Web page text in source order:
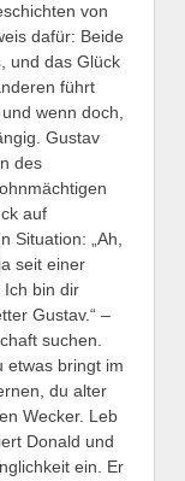
von
dafür: Beide
und das Glück
führt
wenn doch,
Gustav
des
auf
Situation: „Ah,
seit einer
Ich bin dir
Gustav.“ –
suchen.
etwas bringt im
du alter
Wecker. Leb
Donald und
ein. Er